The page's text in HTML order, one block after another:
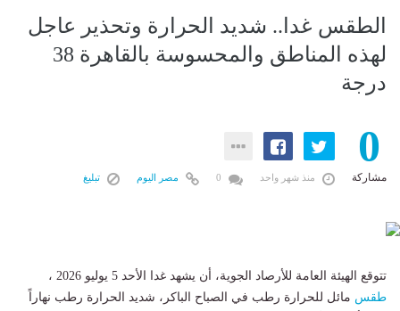
الطقس غدا.. شديد الحرارة وتحذير عاجل
لهذه المناطق والمحسوسة بالقاهرة 38
درجة
0
مشاركة منذ شهر واحد مصر اليوم تبليغ
تتوقع الهيئة العامة للأرصاد الجوية، أن يشهد غدا الأحد 5 يوليو 2026 ،
طقس مائل للحرارة رطب في الصباح الباكر، شديد الحرارة رطب نهاراً